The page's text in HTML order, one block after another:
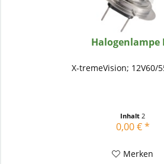
Halogenlampe
X-tremeVision; 12V60/
Inhalt2
0,00 € *
Merken